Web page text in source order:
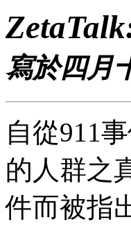
寫於四月
自從911
的人群之
件而被指